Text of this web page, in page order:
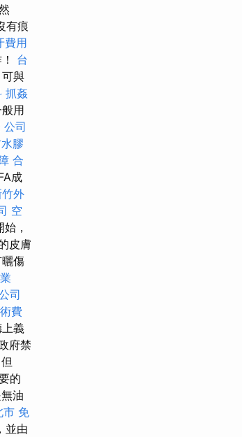
有痕
費用
台
與
抓姦
用
公司
膠
合
成
竹外
空
，
皮膚
傷
司
費
義
府禁
但
的
油
市 免
並由